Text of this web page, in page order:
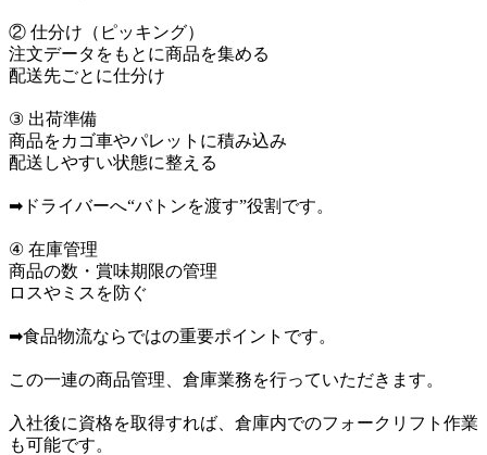
② 仕分け（ピッキング）
注文データをもとに商品を集める
配送先ごとに仕分け
③ 出荷準備
商品をカゴ車やパレットに積み込み
配送しやすい状態に整える
➡ドライバーへ“バトンを渡す”役割です。
④ 在庫管理
商品の数・賞味期限の管理
ロスやミスを防ぐ
➡食品物流ならではの重要ポイントです。
この一連の商品管理、倉庫業務を行っていただきます。
入社後に資格を取得すれば、倉庫内でのフォークリフト作業
も可能です。